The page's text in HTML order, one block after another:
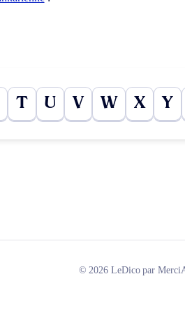
T U V W X Y
© 2026 LeDico par